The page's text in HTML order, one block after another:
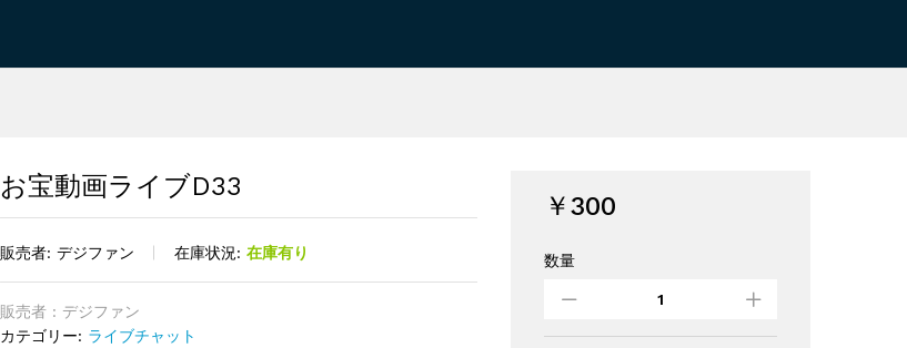
お宝動画ライブD33
販売者: デジファン 在庫状況: 在庫有り
販売者 : デジファン
カテゴリー: ライブチャット
￥300
お
画
数量